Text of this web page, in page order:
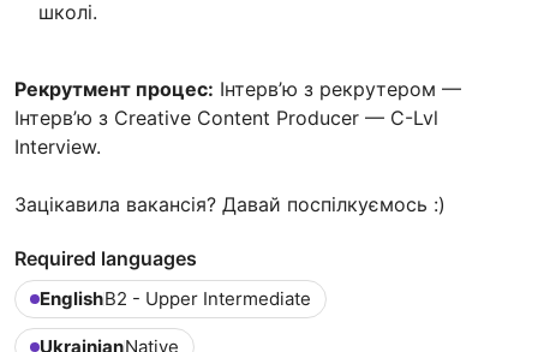
школі.
Рекрутмент процес: Інтерв’ю з рекрутером —
Інтерв’ю з Creative Content Producer — C-Lvl
Interview.
Зацікавила вакансія? Давай поспілкуємось :)
Required languages
EnglishB2 - Upper Intermediate
UkrainianNative